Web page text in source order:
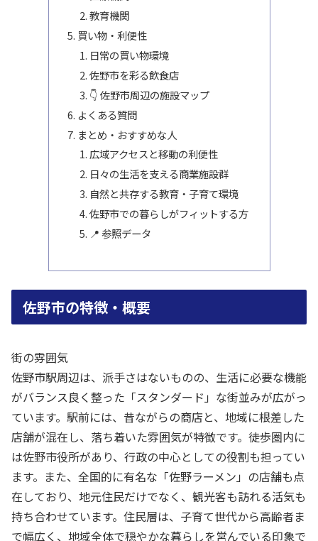
教育機関
買い物・利便性
日常の買い物環境
佐野市を彩る飲食店
👇 佐野市周辺の施設マップ
よくある質問
まとめ・おすすめな人
広域アクセスと移動の利便性
日々の生活を支える商業施設群
自然と共存する教育・子育て環境
佐野市での暮らしがフィットする方
📍 参照データ
佐野市の特徴・概要
街の雰囲気
佐野市駅周辺は、派手さはないものの、生活に必要な機能
がバランス良く整った「スタンダード」な街並みが広がっ
ています。駅前には、昔ながらの商店と、地域に根差した
店舗が混在し、落ち着いた雰囲気が特徴です。徒歩圏内に
は佐野市役所があり、行政の中心としての役割も担ってい
ます。また、全国的に有名な「佐野ラーメン」の店舗も点
在しており、地元住民だけでなく、観光客も訪れる活気も
持ち合わせています。住民層は、子育て世代から高齢者ま
で幅広く、地域全体で穏やかな暮らしを営んでいる印象で